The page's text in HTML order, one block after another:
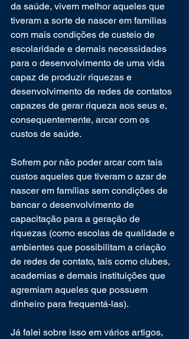
da saúde, vivem melhor aqueles que
tiveram a sorte de nascer em famílias
com mais condições de custeio de
escolaridade e demais necessidades
para o desenvolvimento de uma vida
capaz de produzir riquezas e
desenvolvimento de redes de contatos
capazes de gerar riqueza aos seus e,
consequentemente, arcar com os
custos de saúde.
Sofrem por não poder arcar com tais
custos aqueles que tiveram o azar de
nascer em famílias sem condições de
bancar o desenvolvimento de
capacitação para a geração de
riquezas (como escolas de qualidade e
ambientes que possibilitam a criação
de redes de contato, tais como clubes,
academias e demais instituições que
agremiam aqueles que possuem
dinheiro para frequentá-las).
Já falei sobre isso em vários artigos,